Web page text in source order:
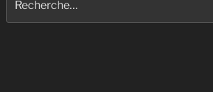
pour
: